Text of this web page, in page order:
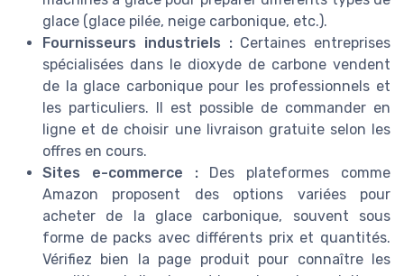
glace (glace pilée, neige carbonique, etc.).
Fournisseurs industriels :Certaines entreprises
spécialisées dans le dioxyde de carbone vendent
de la glace carbonique pour les professionnels et
les particuliers. Il est possible de commander en
ligne et de choisir une livraison gratuite selon les
offres en cours.
Sites e-commerce :Des plateformes comme
Amazon proposent des options variées pour
acheter de la glace carbonique, souvent sous
forme de packs avec différents prix et quantités.
Vérifiez bien la page produit pour connaître les